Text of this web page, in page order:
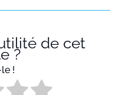
de cet
?
!